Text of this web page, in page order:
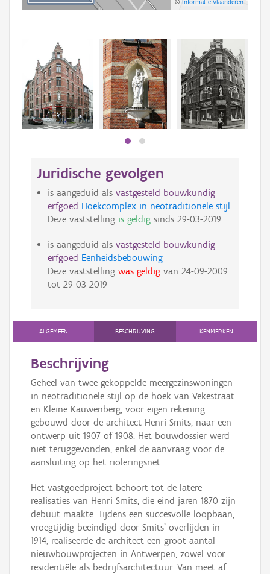
©Informatie Vlaanderen
Juridische gevolgen
is aangeduid als vastgesteld bouwkundig
erfgoed Hoekcomplex in neotraditionele stijl
Deze vaststelling is geldigsinds 29-03-2019
is aangeduid als vastgesteld bouwkundig
erfgoed Eenheidsbebouwing
Deze vaststelling was geldigvan 24-09-2009
tot 29-03-2019
ALGEMEEN BESCHRIJVING KENMERKEN
Beschrijving
Geheel van twee gekoppelde meergezinswoningen
in neotraditionele stijl op de hoek van Vekestraat
en Kleine Kauwenberg, voor eigen rekening
gebouwd door de architect Henri Smits, naar een
ontwerp uit 1907 of 1908. Het bouwdossier werd
niet teruggevonden, enkel de aanvraag voor de
aansluiting op het rioleringsnet.
Het vastgoedproject behoort tot de latere
realisaties van Henri Smits, die eind jaren 1870 zijn
debuut maakte. Tijdens een succesvolle loopbaan,
vroegtijdig beëindigd door Smits' overlijden in
1914, realiseerde de architect een groot aantal
nieuwbouwprojecten in Antwerpen, zowel voor
residentiële als bedrijfsarchitectuur. Van meet af